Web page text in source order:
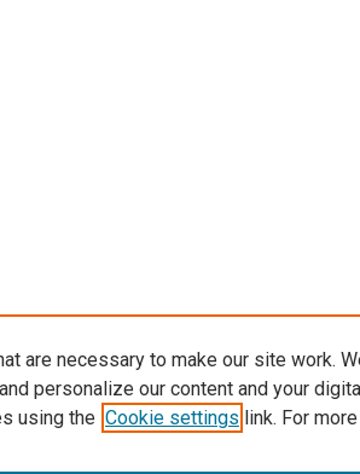
are necessary to make our site work.
personalize our content and your
using the Cookie settings link. For